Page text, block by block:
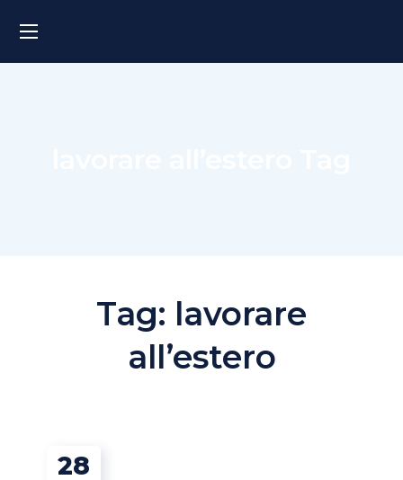
Tag: lavorare
all’estero
28